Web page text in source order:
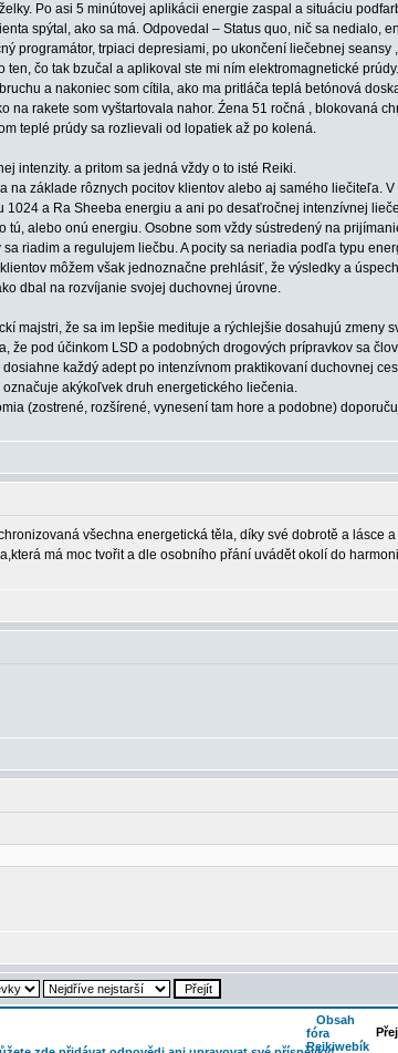
Po asi 5 minútovej aplikácii energie zaspal a situáciu
spýtal, ako sa má. Odpovedal – Status quo, nič sa nedialo,
programátor, trpiaci depresiami, po ukončení liečebnej seansy
čo tak bzučal a aplikoval ste mi ním elektromagnetické prúdy.
a nakoniec som cítila, ako ma pritláča teplá betónová
rakete som vyštartovala nahor. Źena 51 ročná , blokovaná
teplé prúdy sa rozlievali od lopatiek až po kolená.
intenzity. a pritom sa jedná vždy o to isté Reiki.
základe rôznych pocitov klientov alebo aj samého liečiteľa.
a Ra Sheeba energiu a ani po desaťročnej intenzívnej
alebo onú energiu. Osobne som vždy sústredený na
riadim a regulujem liečbu. A pocity sa neriadia podľa typu
môžem však jednoznačne prehlásiť, že výsledky a
dbal na rozvíjanie svojej duchovnej úrovne.
majstri, že sa im lepšie medituje a rýchlejšie dosahujú zmeny
že pod účinkom LSD a podobných drogových prípravkov sa
každý adept po intenzívnom praktikovaní duchovnej
akýkoľvek druh energetického liečenia.
(zostrené, rozšírené, vynesení tam hore a podobne)
všechna energetická těla, díky své dobrotě a lásce
má moc tvořit a dle osobního přání uvádět okolí do
Obsah
fóra
Reikiwebík